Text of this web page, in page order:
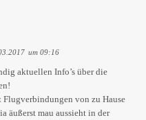
um 09:16
aktuellen Info’s über die
Flugverbindungen von zu Hause
äußerst mau aussieht in der